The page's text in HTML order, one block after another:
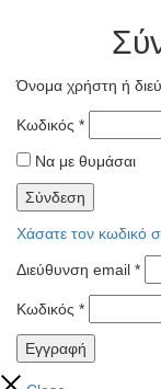
Όνομα χρήστη ή
Κωδικός *
Να με θυμάσαι
Σύνδεση
Χάσατε τον κωδικό
Διεύθυνση email *
Κωδικός *
Εγγραφή